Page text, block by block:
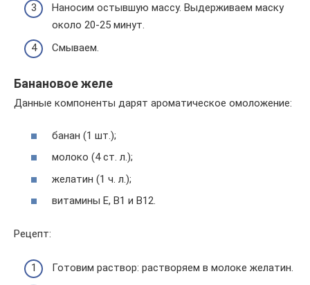
Наносим остывшую массу. Выдерживаем маску
около 20-25 минут.
Смываем.
Банановое желе
Данные компоненты дарят ароматическое омоложение:
банан (1 шт.);
молоко (4 ст. л.);
желатин (1 ч. л.);
витамины Е, В1 и В12.
Рецепт:
Готовим раствор: растворяем в молоке желатин.